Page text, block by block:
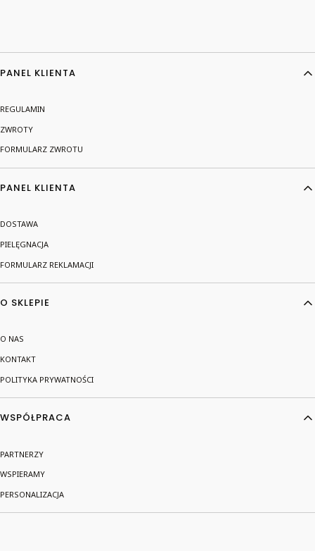
Linki w stopce
PANEL KLIENTA
REGULAMIN
ZWROTY
FORMULARZ ZWROTU
PANEL KLIENTA
DOSTAWA
PIELĘGNACJA
FORMULARZ REKLAMACJI
O SKLEPIE
O NAS
KONTAKT
POLITYKA PRYWATNOŚCI
WSPÓŁPRACA
PARTNERZY
WSPIERAMY
PERSONALIZACJA